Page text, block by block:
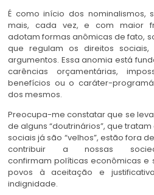
É como início dos nominalismos,
mais, cada vez, e com maior
adotam formas anômicas de fato,
que regulam os direitos
argumentos. Essa anomia está
carências orçamentárias,
benefícios ou o caráter-
dos mesmos.
Preocupa-me constatar que se
de alguns “doutrinários”, que
sociais já são “velhos”, estão fora
contribuir a nossas
confirmam políticas econômicas e
povos à aceitação e
indignidade.